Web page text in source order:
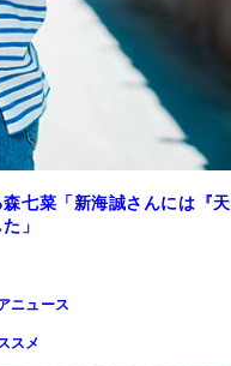
七菜「新海誠さんには『天
」
ニュース
スメ